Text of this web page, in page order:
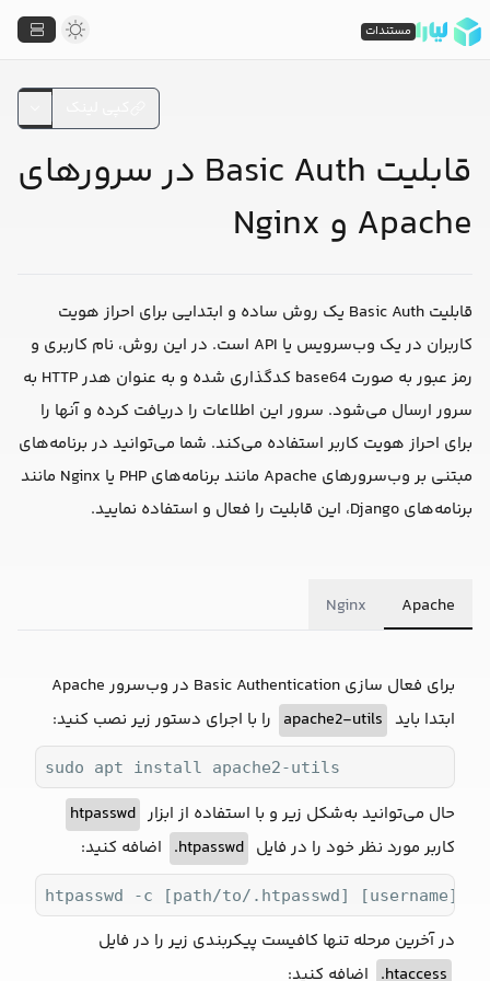
قابلیت Basic Auth در سرورهای
Apache و Nginx
قابلیت Basic Auth یک روش ساده و ابتدایی برای احراز هویت
کاربران در یک وب‌سرویس یا API است. در این روش، نام کاربری و
رمز عبور به صورت base64 کدگذاری شده و به عنوان هدر HTTP به
سرور ارسال می‌شود. سرور این اطلاعات را دریافت کرده و آنها را
برای احراز هویت کاربر استفاده می‌کند. شما می‌توانید در برنامه‌های
مبتنی بر وب‌سرورهای Apache مانند برنامه‌های PHP یا Nginx مانند
برنامه‌های Django، این قابلیت را فعال و استفاده نمایید.
Apache
Nginx
برای فعال سازی Basic Authentication در وب‌سرور Apache
ابتدا باید apache2-utils را با اجرای دستور زیر نصب کنید:
sudo apt install apache2-utils
حال می‌توانید به‌شکل زیر و با استفاده از ابزار htpasswd
کاربر مورد نظر خود را در فایل htpasswd. اضافه کنید:
htpasswd -c [path/to/.htpasswd] [username]
در آخرین مرحله تنها کافیست پیکربندی زیر را در فایل
htaccess.
اضافه کنید:
مستندات